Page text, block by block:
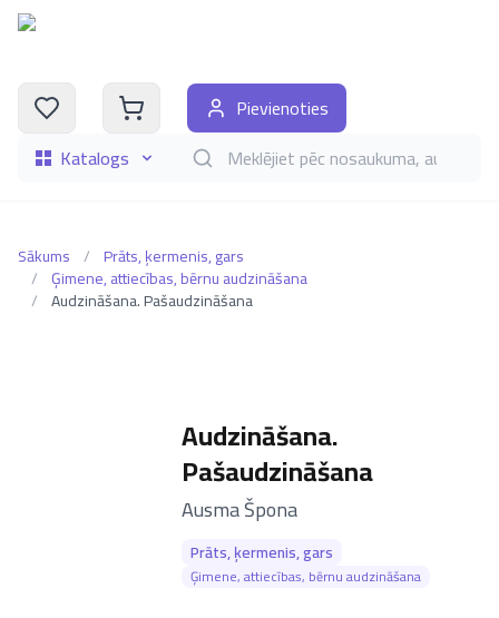
Katalogs Meklēt grāmatas pēc nosaukuma, autora,
Pievienoties
Sākums / Prāts, ķermenis, gars
/ Ģimene, attiecības, bērnu audzināšana
/ Audzināšana. Pašaudzināšana
Audzināšana.
Pašaudzināšana
–
Ausma Špona
Prāts, ķermenis, gars
Ģimene, attiecības, bērnu audzināšana